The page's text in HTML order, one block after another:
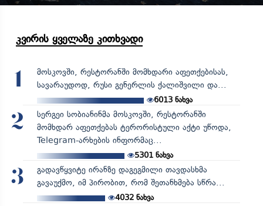
კვირის ყველაზე კითხვადი
1
მოსკოვში, რესტორანში მომხდარი აფეთქებისას,
სავარაუდოდ, რუსი გენერლის ქალიშვილი და...
6013 ნახვა
2
სერგეი სობიანინმა მოსკოვში, რესტორანში
მომხდარ აფეთქებას ტერორისტული აქტი უწოდა,
Telegram-არხების ინფორმაც...
5301ნახვა
3
გადავწყვიტე ირანზე დაგეგმილი თავდასხმა
გავაუქმო, იმ პირობით, რომ შეთანხმება სწრა...
4032ნახვა